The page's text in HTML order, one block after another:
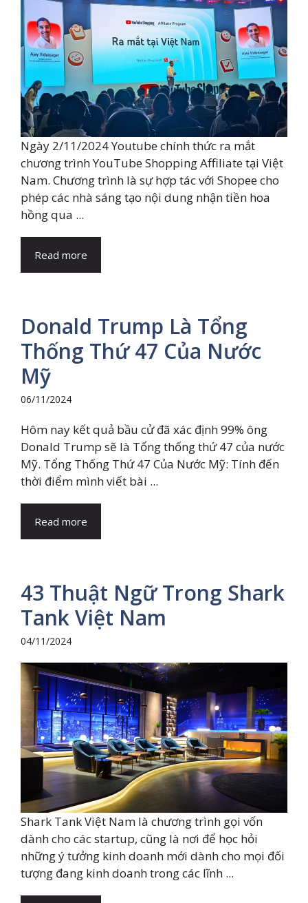
Ngày 2/11/2024 Youtube chính thức ra mắt
chương trình YouTube Shopping Affiliate tại Việt
Nam. Chương trình là sự hợp tác với Shopee cho
phép các nhà sáng tạo nội dung nhận tiền hoa
hồng qua ...
Read more
Donald Trump Là Tổng
Thống Thứ 47 Của Nước
Mỹ
06/11/2024
Hôm nay kết quả bầu cử đã xác định 99% ông
Donald Trump sẽ là Tổng thống thứ 47 của nước
Mỹ. Tổng Thống Thứ 47 Của Nước Mỹ: Tính đến
thời điểm mình viết bài ...
Read more
43 Thuật Ngữ Trong Shark
Tank Việt Nam
04/11/2024
Shark Tank Việt Nam là chương trình gọi vốn
dành cho các startup, cũng là nơi để học hỏi
những ý tưởng kinh doanh mới dành cho mọi đối
tượng đang kinh doanh trong các lĩnh ...